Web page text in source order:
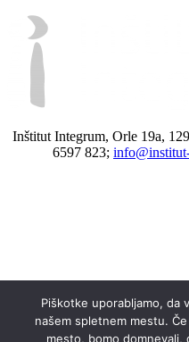
Inštitut Integrum, Orle 19a,
6597 823;
Piškotke uporabljamo, da
našem spletnem mestu.
mesto, bomo